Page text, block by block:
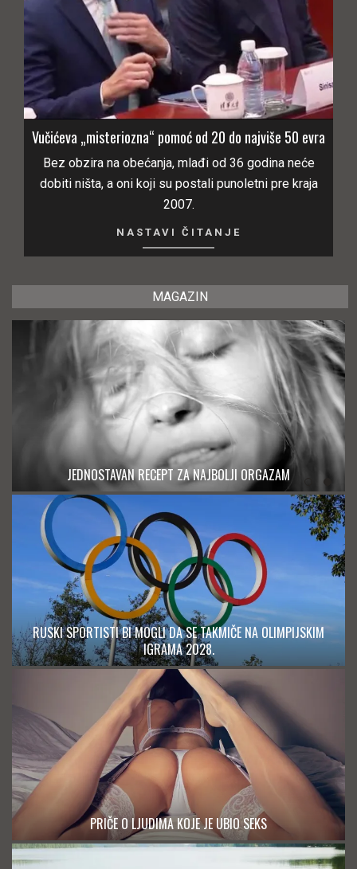
Vučićeva „misteriozna“ pomoć od 20 do najviše 50 evra
Bez obzira na obećanja, mlađi od 36 godina neće
dobiti ništa, a oni koji su postali punoletni pre kraja
2007.
NASTAVI ČITANJE
MAGAZIN
JEDNOSTAVAN RECEPT ZA NAJBOLJI ORGAZAM
RUSKI SPORTISTI BI MOGLI DA SE TAKMIČE NA OLIMPIJSKIM
IGRAMA 2028.
PRIČE O LJUDIMA KOJE JE UBIO SEKS